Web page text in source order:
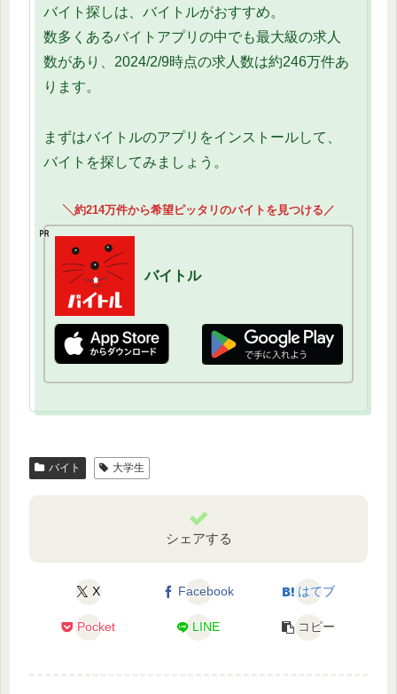
バイト探しは、バイトルがおすすめ。
数多くあるバイトアプリの中でも最大級の求人
数があり、2024/2/9時点の求人数は約246万件あ
ります。
まずはバイトルのアプリをインストールして、
バイトを探してみましょう。
╲約214万件から希望ピッタリのバイトを見つける／
バイトル
バイト 大学生
シェアする
X Facebook はてブ
Pocket LINE コピー